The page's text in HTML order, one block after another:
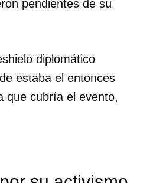
pendientes de su
diplomático
estaba el entonces
que cubría el evento,